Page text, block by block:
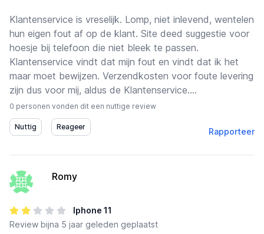
Klantenservice is vreselijk. Lomp, niet inlevend, wentelen
hun eigen fout af op de klant. Site deed suggestie voor
hoesje bij telefoon die niet bleek te passen.
Klantenservice vindt dat mijn fout en vindt dat ik het
maar moet bewijzen. Verzendkosten voor foute levering
zijn dus voor mij, aldus de Klantenservice....
0 personen vonden dit een nuttige review
Rapporteer
Romy
Iphone 11
Review bijna 5 jaar geleden geplaatst